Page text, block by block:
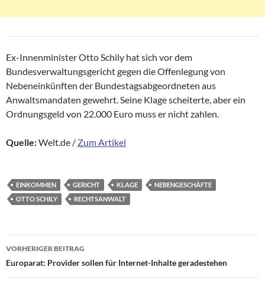
Ex-Innenminister Otto Schily hat sich vor dem
Bundesverwaltungsgericht gegen die Offenlegung von
Nebeneinkünften der Bundestagsabgeordneten aus
Anwaltsmandaten gewehrt. Seine Klage scheiterte, aber ein
Ordnungsgeld von 22.000 Euro muss er nicht zahlen.
Quelle:Welt.de / Zum Artikel
EINKOMMEN GERICHT KLAGE
NEBENGESCHÄFTE
OTTO SCHILY
RECHTSANWALT
Beitragsnavigation
VORHERIGER BEITRAG
Europarat: Provider sollen für Internet-Inhalte geradestehen